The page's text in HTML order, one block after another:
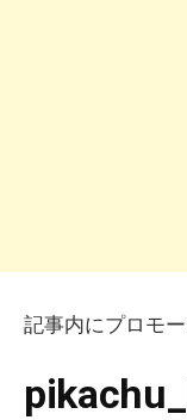
記事内にプロモ